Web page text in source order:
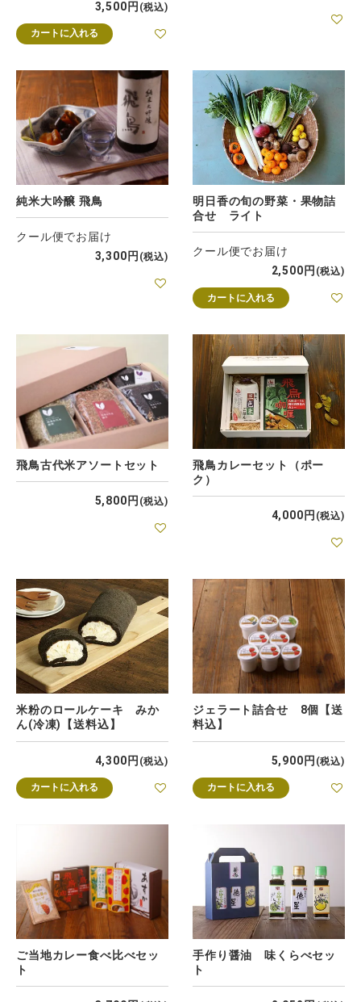
3,500
税込
カートに入れる
純米大吟醸 飛鳥
クール便でお届け
3,300
税込
明日香の旬の野菜・果物詰
合せ ライト
クール便でお届け
2,500
税込
カートに入れる
飛鳥古代米アソートセット
5,800 税込
飛鳥カレーセット（ポー
ク）
4,000 税込
米粉のロールケーキ みか
ん(冷凍)【送料込】
4,300 税込
カートに入れる
ジェラート詰合せ 8個【送
料込】
5,900 税込
カートに入れる
ご当地カレー食べ比べセッ
ト
手作り醤油 味くらべセッ
ト